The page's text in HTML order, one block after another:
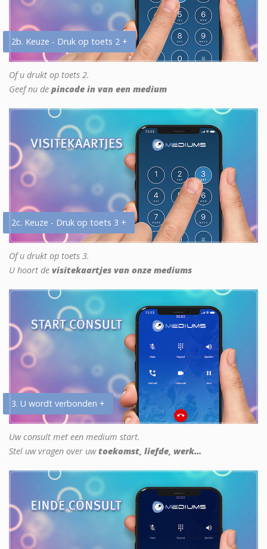
2b. Keuze - Druk op toets 2 +
Of u drukt op toets 2.
Geef nu de pincode in van een medium
2c. Keuze - Druk op toets 3 +
Of u drukt op toets 3.
U hoort de visitekaartjes van onze mediums
3. U wordt verbonden +
Uw consult met een medium start.
Stel uw vragen over uwtoekomst, liefde, werk...